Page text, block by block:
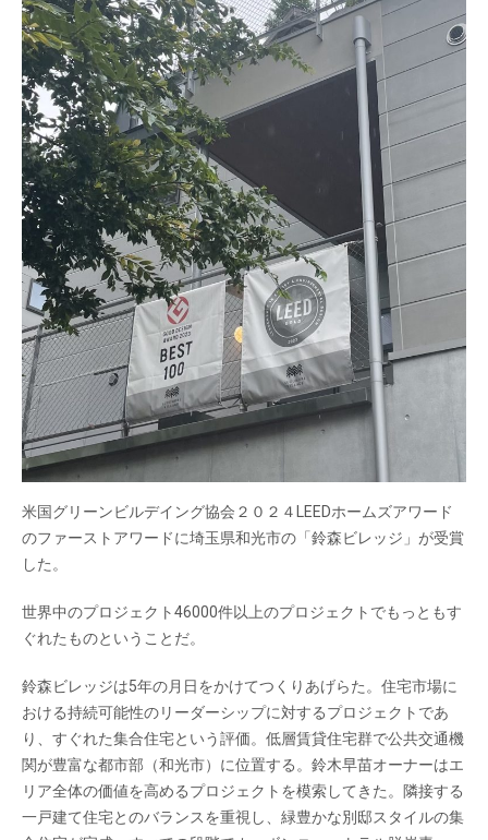
米国グリーンビルデイング協会２０２４LEEDホームズアワード
のファーストアワードに埼玉県和光市の「鈴森ビレッジ」が受賞
した。
世界中のプロジェクト46000件以上のプロジェクトでもっともす
ぐれたものということだ。
鈴森ビレッジは5年の月日をかけてつくりあげらた。住宅市場に
おける持続可能性のリーダーシップに対するプロジェクトであ
り、すぐれた集合住宅という評価。低層賃貸住宅群で公共交通機
関が豊富な都市部（和光市）に位置する。鈴木早苗オーナーはエ
リア全体の価値を高めるプロジェクトを模索してきた。隣接する
一戸建て住宅とのバランスを重視し、緑豊かな別邸スタイルの集